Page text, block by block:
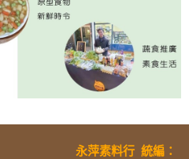
永萍素料行 統編 ：